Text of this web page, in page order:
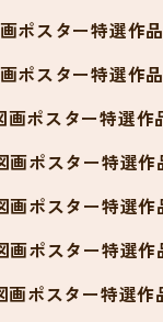
ポスター特選作品
ポスター特選作品
画ポスター特選作
画ポスター特選作
画ポスター特選作
画ポスター特選作
画ポスター特選作